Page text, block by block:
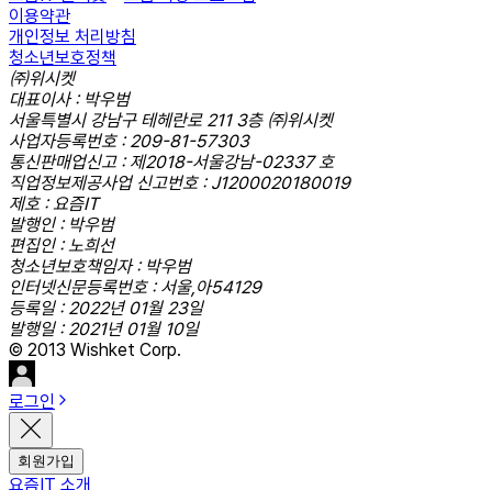
이용약관
개인정보 처리방침
청소년보호정책
㈜위시켓
대표이사 : 박우범
서울특별시 강남구 테헤란로 211 3층 ㈜위시켓
사업자등록번호 : 209-81-57303
통신판매업신고 : 제2018-서울강남-02337 호
직업정보제공사업 신고번호 : J1200020180019
제호 : 요즘IT
발행인 : 박우범
편집인 : 노희선
청소년보호책임자 : 박우범
인터넷신문등록번호 : 서울,아54129
등록일 : 2022년 01월 23일
발행일 : 2021년 01월 10일
© 2013 Wishket Corp.
로그인
회원가입
요즘IT 소개